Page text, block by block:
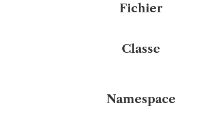
Fichier
Classe
Namespace